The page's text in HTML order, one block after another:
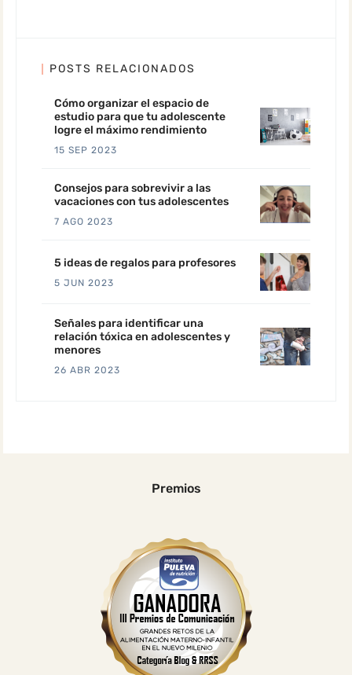
POSTS RELACIONADOS
Cómo organizar el espacio de
estudio para que tu adolescente
logre el máximo rendimiento
15 SEP 2023
Consejos para sobrevivir a las
vacaciones con tus adolescentes
7 AGO 2023
5 ideas de regalos para profesores
5 JUN 2023
Señales para identificar una
relación tóxica en adolescentes y
menores
26 ABR 2023
Premios